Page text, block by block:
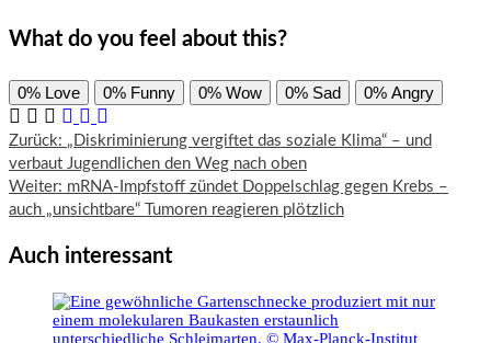
What do you feel about this?
0% Love 0% Funny 0% Wow 0% Sad 0% Angry
Beitragsnavigation
Zurück: „Diskriminierung vergiftet das soziale Klima“ – und
verbaut Jugendlichen den Weg nach oben
Weiter: mRNA-Impfstoff zündet Doppelschlag gegen Krebs –
auch „unsichtbare“ Tumoren reagieren plötzlich
Auch interessant